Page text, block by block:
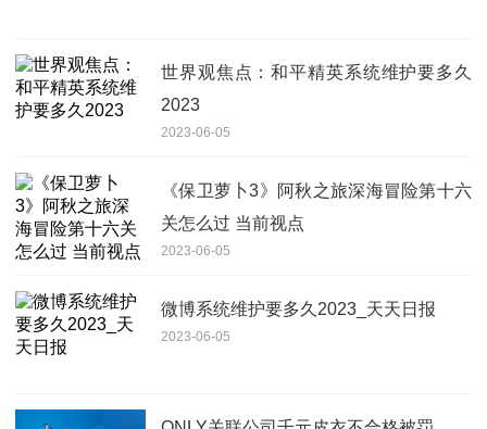
世界观焦点：和平精英系统维护要多久
2023
2023-06-05
《保卫萝卜3》阿秋之旅深海冒险第十六
关怎么过 当前视点
2023-06-05
微博系统维护要多久2023_天天日报
2023-06-05